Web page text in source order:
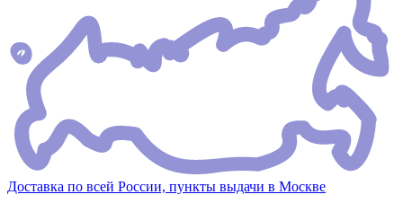
Доставка по всей России, пункты выдачи в Москве